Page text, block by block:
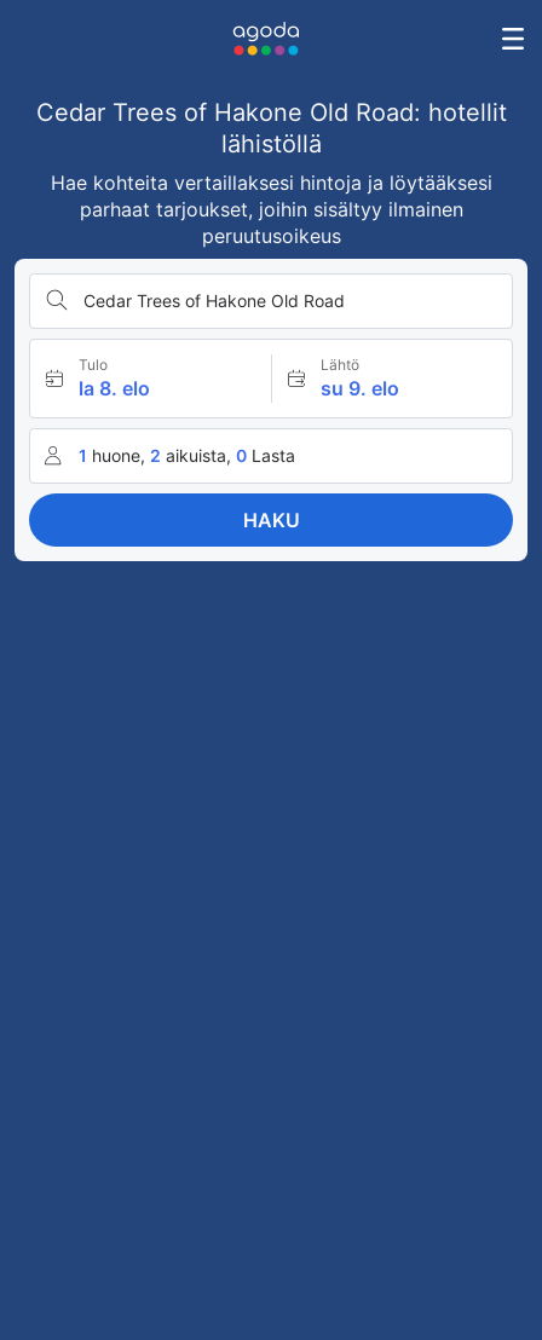
Cedar Trees of Hakone Old Road: hotellit
lähistöllä
Hae kohteita vertaillaksesi hintoja ja löytääksesi
parhaat tarjoukset, joihin sisältyy ilmainen
peruutusoikeus
Cedar Trees of Hakone Old Road
Tulo
la 8. elo
Lähtö
su 9. elo
1 huone, 2 aikuista, 0 Lasta
HAKU